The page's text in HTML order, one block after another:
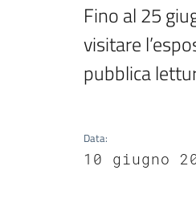
Fino al 25
visitare
pubblica
Data:
10 giugno